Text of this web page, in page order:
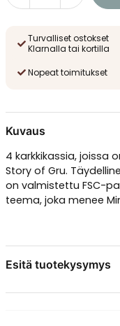
Turvalliset ostokset
Klarnalla tai kortilla
Nopeat toimitukset
Kuvaus
4 karkkikassia, joissa
Story of Gru.
on valmistettu FSC-
teema, joka menee
Esitä tuotekysymys